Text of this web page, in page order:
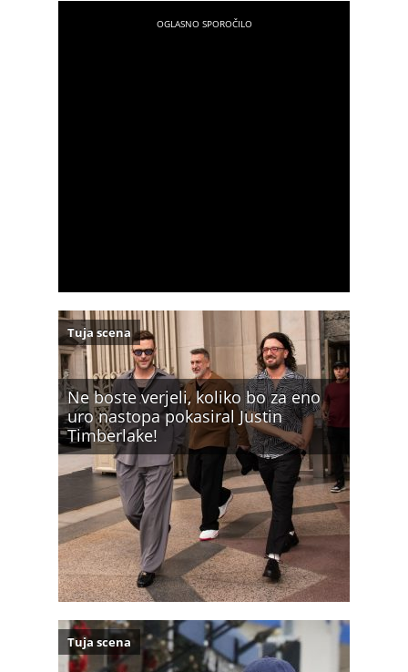
Ne boste verjeli, koliko bo za eno
uro nastopa pokasiral Justin
Timberlake!
Tuja scena
Tuja scena